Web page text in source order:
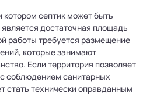
септик может быть
достаточная площадь
работы требуется размещение
которые занимают
Если территория позволяет
соблюдением санитарных
стать технически оправданным